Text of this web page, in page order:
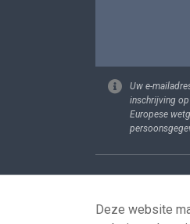
Uw e-
inschrijving
Europese
Footer
Deze website